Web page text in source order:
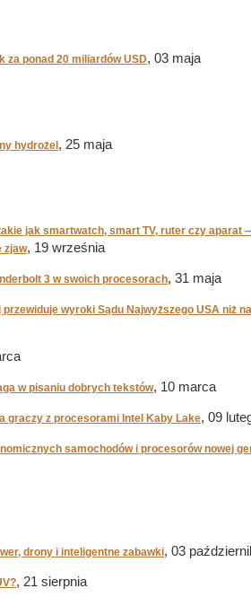
za ponad 20 miliardów USD, 03 maja
hydrożel , 25 maja
jak smartwatch, smart TV, ruter czy aparat
zjaw, 19 września
3 w swoich procesorach, 31 maja
wyroki Sądu Najwyższego USA niż
w pisaniu dobrych tekstów, 10 marca
graczy z procesorami Intel Kaby Lake, 09
samochodów i procesorów nowej
drony i inteligentne zabawki, 03
, 21 sierpnia